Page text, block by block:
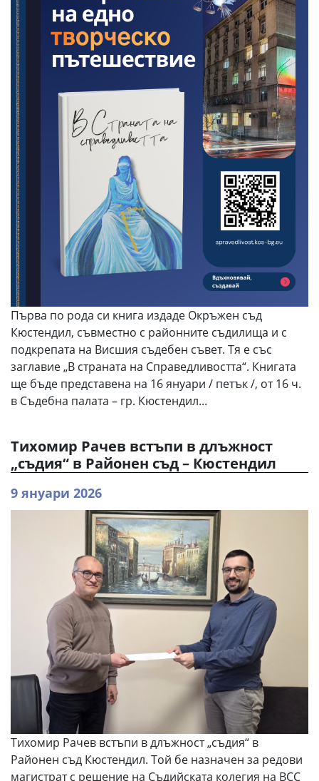
Първа по рода си книга издаде Окръжен съд
Кюстендил, съвместно с районните съдилища и с
подкрепата на Висшия съдебен съвет. Тя е със
заглавие „В страната на Справедливостта“. Книгата
ще бъде представена на 16 януари / петък /, от 16 ч.
в Съдебна палата – гр. Кюстендил...
Тихомир Рачев встъпи в длъжност
„съдия“ в Районен съд – Кюстендил
9 януари 2026
Тихомир Рачев встъпи в длъжност „съдия“ в
Районен съд Кюстендил. Той бе назначен за редови
магистрат с решение на Съдийската колегия на ВСС